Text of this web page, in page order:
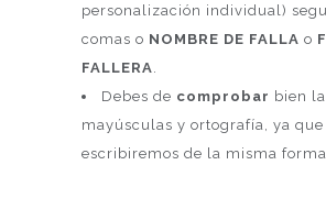
personalización individual)
comas o NOMBRE DE FALLA o
FALLERA
Debes de comprobar bien
mayúsculas y ortografía, ya
escribiremos de la misma forma.